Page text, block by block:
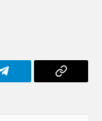
Telegram
Copy